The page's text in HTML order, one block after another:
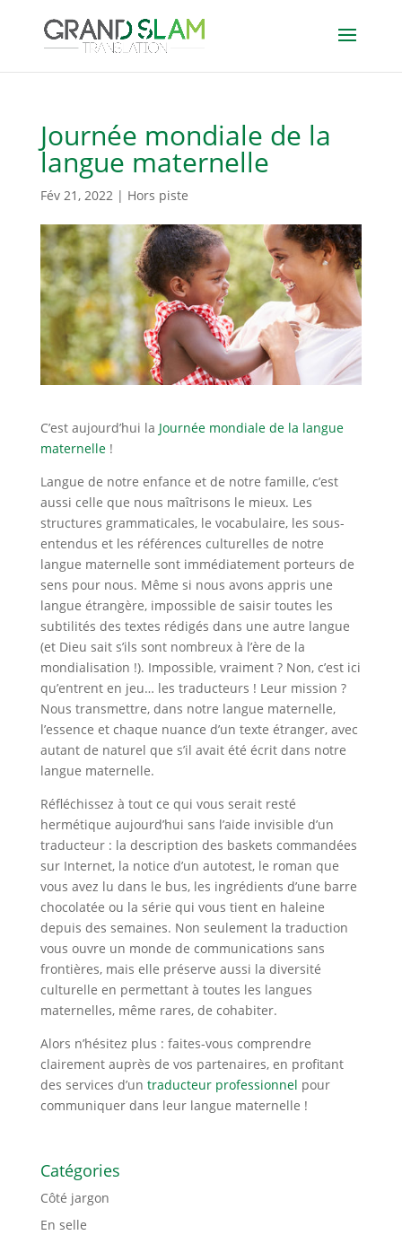
Journée mondiale de la
langue maternelle
Fév 21, 2022| Hors piste
C’est aujourd’hui la Journée mondiale de la langue
maternelle!
Langue de notre enfance et de notre famille, c’est
aussi celle que nous maîtrisons le mieux. Les
structures grammaticales, le vocabulaire, les sous-
entendus et les références culturelles de notre
langue maternelle sont immédiatement porteurs de
sens pour nous. Même si nous avons appris une
langue étrangère, impossible de saisir toutes les
subtilités des textes rédigés dans une autre langue
(et Dieu sait s’ils sont nombreux à l’ère de la
mondialisation !). Impossible, vraiment ? Non, c’est ici
qu’entrent en jeu… les traducteurs ! Leur mission ?
Nous transmettre, dans notre langue maternelle,
l’essence et chaque nuance d’un texte étranger, avec
autant de naturel que s’il avait été écrit dans notre
langue maternelle.
Réfléchissez à tout ce qui vous serait resté
hermétique aujourd’hui sans l’aide invisible d’un
traducteur : la description des baskets commandées
sur Internet, la notice d’un autotest, le roman que
vous avez lu dans le bus, les ingrédients d’une barre
chocolatée ou la série qui vous tient en haleine
depuis des semaines. Non seulement la traduction
vous ouvre un monde de communications sans
frontières, mais elle préserve aussi la diversité
culturelle en permettant à toutes les langues
maternelles, même rares, de cohabiter.
Alors n’hésitez plus : faites-vous comprendre
clairement auprès de vos partenaires, en profitant
des services d’un traducteur professionnel pour
communiquer dans leur langue maternelle !
Catégories
Côté jargon
En selle